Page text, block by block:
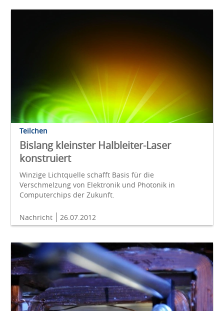
Teilchen
Bislang kleinster Halbleiter-Laser
konstruiert
Winzige Lichtquelle schafft Basis für die
Verschmelzung von Elektronik und Photonik in
Computerchips der Zukunft.
Nachricht 26.07.2012